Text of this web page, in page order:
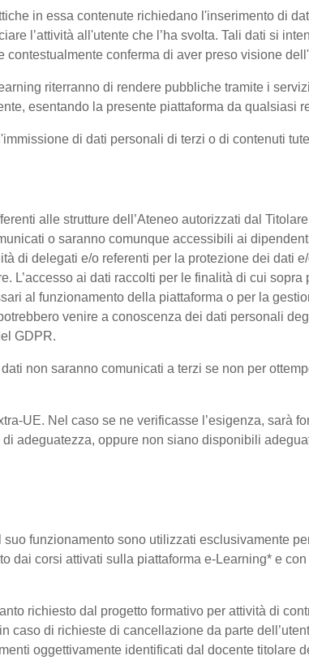
in essa contenute richiedano l'inserimento di
l’attività all'utente che l’ha svolta. Tali dati si
contestualmente conferma di aver preso visione
riterranno di rendere pubbliche tramite i
esentando la presente piattaforma da qualsiasi
di dati personali di terzi o di contenuti
alle strutture dell’Ateneo autorizzati dal
o saranno comunque accessibili ai
di delegati e/o referenti per la protezione dei dati
L’accesso ai dati raccolti per le finalità di cui
al funzionamento della piattaforma o per la
venire a conoscenza dei dati personali
GDPR.
non saranno comunicati a terzi se non per
UE. Nel caso se ne verificasse l’esigenza, sarà
adeguatezza, oppure non siano disponibili
suo funzionamento sono utilizzati esclusivamente
dai corsi attivati sulla piattaforma e-Learning* e
richiesto dal progetto formativo per attività di
caso di richieste di cancellazione da parte
oggettivamente identificati dal docente titolare